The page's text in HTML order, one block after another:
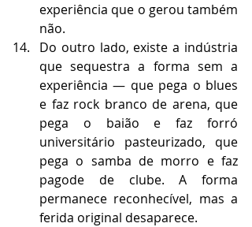
experiência que o gerou também
não.
Do outro lado, existe a indústria
que sequestra a forma sem a
experiência — que pega o blues
e faz rock branco de arena, que
pega o baião e faz forró
universitário pasteurizado, que
pega o samba de morro e faz
pagode de clube. A forma
permanece reconhecível, mas a
ferida original desaparece.